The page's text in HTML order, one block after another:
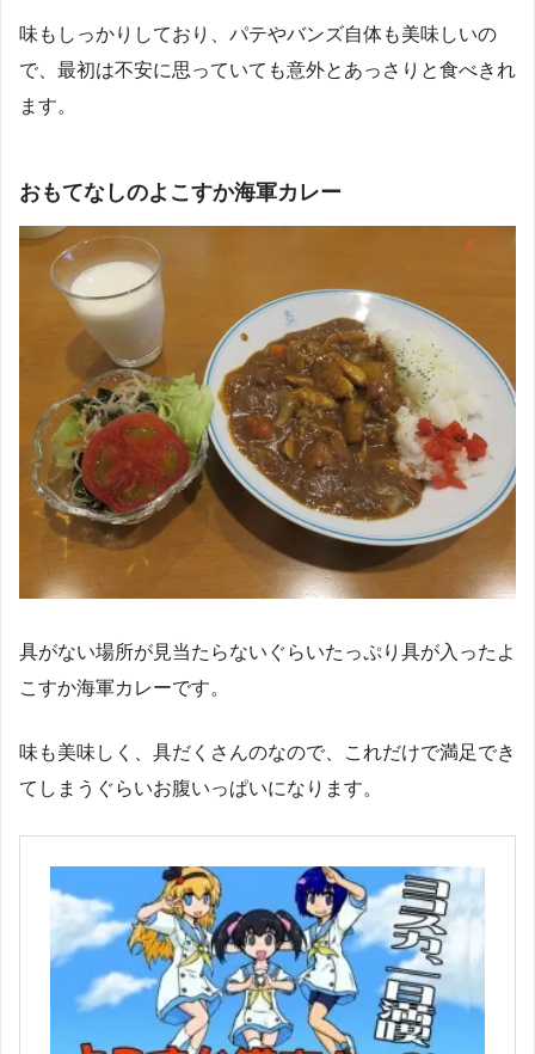
味もしっかりしており、パテやバンズ自体も美味しいの
で、最初は不安に思っていても意外とあっさりと食べきれ
ます。
おもてなしのよこすか海軍カレー
具がない場所が見当たらないぐらいたっぷり具が入ったよ
こすか海軍カレーです。
味も美味しく、具だくさんのなので、これだけで満足でき
てしまうぐらいお腹いっぱいになります。